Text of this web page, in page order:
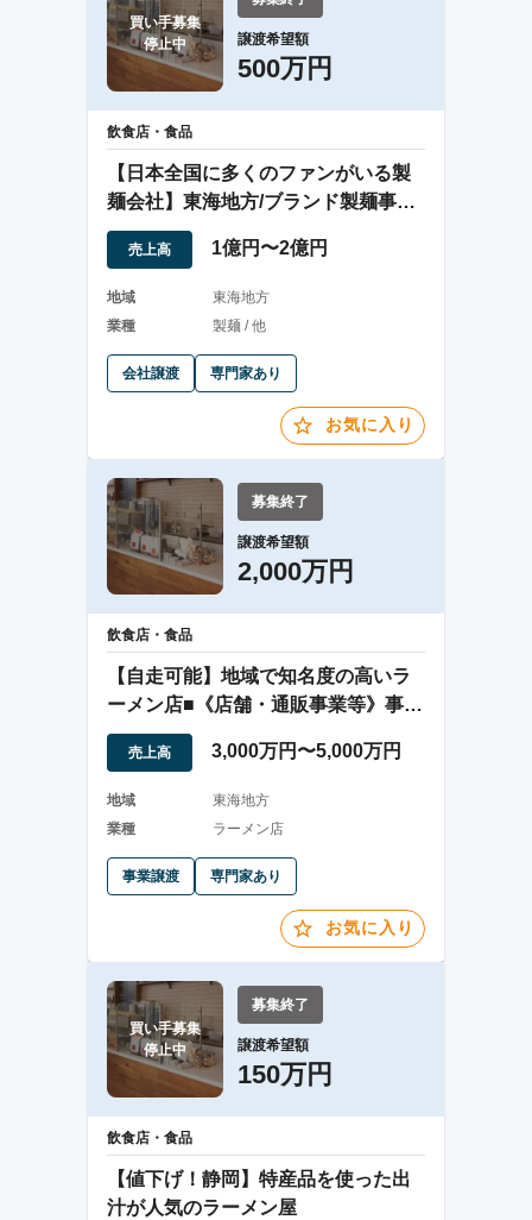
買い手募集
停止中
譲渡希望額
500万円
飲食店・食品
【日本全国に多くのファンがいる製
麺会社】東海地方/ブランド製麺事業/
成長戦略
売上高 1億円〜2億円
地域
東海地方
業種
製麺 / 他
会社譲渡 専門家あり
お気に入り
募集終了
譲渡希望額
2,000万円
飲食店・食品
【自走可能】地域で知名度の高いラ
ーメン店■《店舗・通販事業等》事業
売上拡大中
売上高 3,000万円〜5,000万円
地域
東海地方
業種
ラーメン店
事業譲渡 専門家あり
お気に入り
買い手募集
停止中
募集終了
譲渡希望額
150万円
飲食店・食品
【値下げ！静岡】特産品を使った出
汁が人気のラーメン屋